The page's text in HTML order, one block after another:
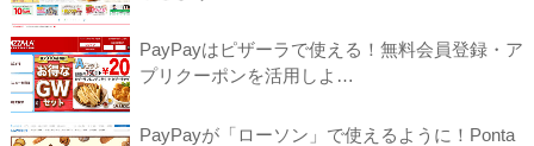
PayPayはピザーラで使える！無料会員登録・ア
プリクーポンを活用しよ…
PayPayが「ローソン」で使えるように！Ponta